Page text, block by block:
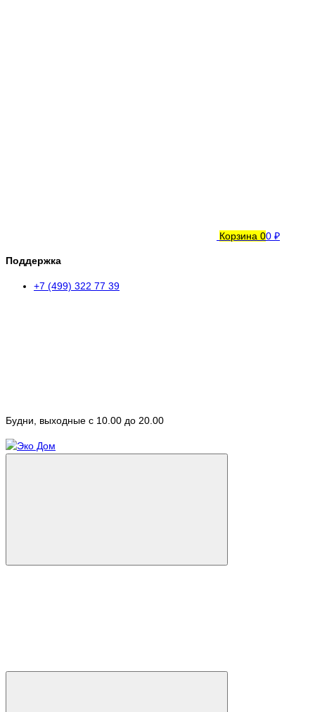
Корзина 00 ₽
Поддержка
+7 (499) 322 77 39
Будни, выходные с 10.00 до 20.00